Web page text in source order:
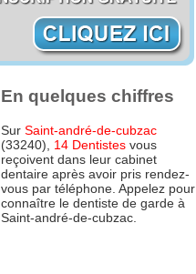
En quelques chiffres
Sur Saint-andré-de-cubzac
(33240), 14 Dentistes vous
reçoivent dans leur cabinet
dentaire après avoir pris rendez-
vous par téléphone. Appelez pour
connaître le dentiste de garde à
Saint-andré-de-cubzac.